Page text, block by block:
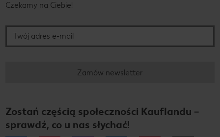
Czekamy na Ciebie!
Zamów newsletter
Zostań częścią społeczności Kauflandu –
sprawdź, co u nas słychać!